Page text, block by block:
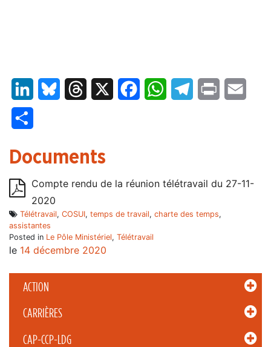
ACTION
CARRIÈRES
CAP-CCP-LDG
LinkedInBluesky Threads FacebookWhatsAppTelegram
Print
Documents
Compte rendu de la réunion télétravail du 27-11-
2020
Télétravail, COSUI, temps de travail, charte des temps,
assistantes
Posted in Le Pôle Ministériel, Télétravail
le 14 décembre 2020